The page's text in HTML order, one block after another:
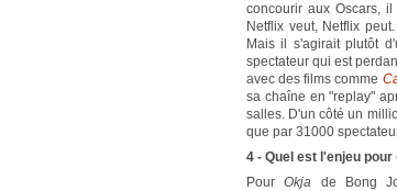
concourir aux Oscars,
Netflix veut, Netflix
Mais il s'agirait plutôt
spectateur qui est
avec des films comme
sa chaîne en "replay"
salles. D'un côté un
que par 31000
4 - Quel est l'enjeu pour
PourOkja de Bong